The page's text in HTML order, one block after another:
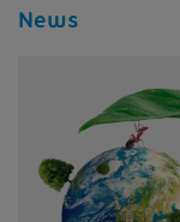
News